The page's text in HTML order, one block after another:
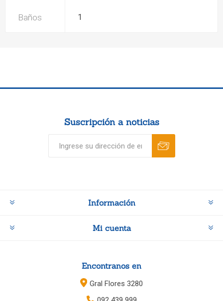
Baños 1
Suscripción a noticias
Información
Mi cuenta
Encontranos en
Gral Flores 3280